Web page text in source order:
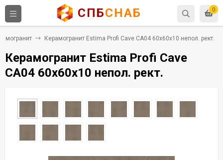
0
СПБСНАБ
Керамогранит Estima Profi Cave CA04 60x60x10 непол. рект.
Керамогранит Estima Profi Cave
CA04 60x60x10 непол. рект.